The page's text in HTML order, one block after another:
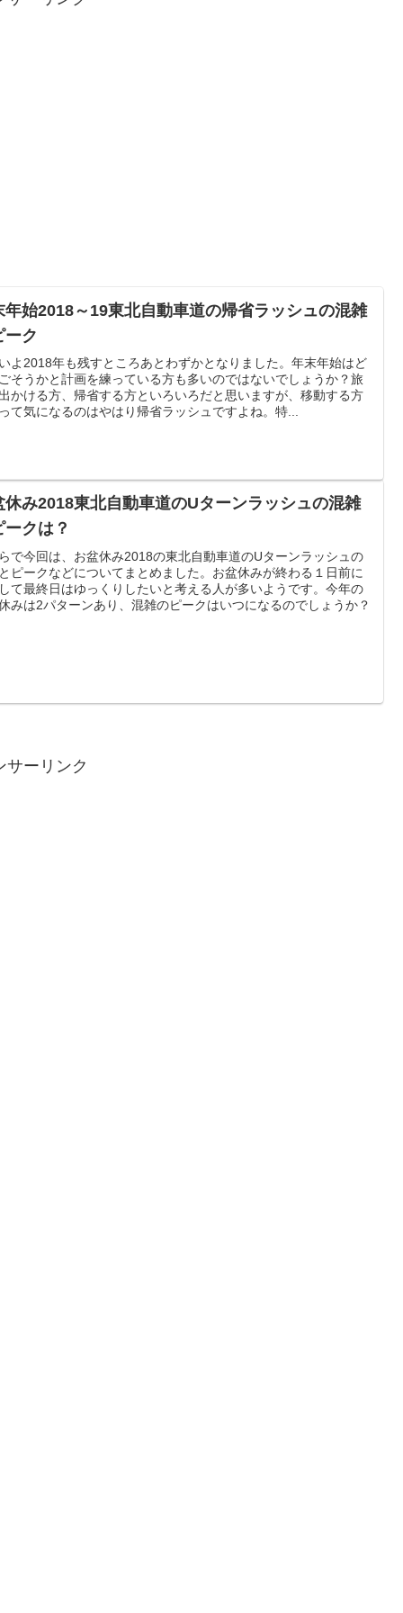
年始2018～19東北自動車道の帰省ラッシュの混雑
ーク
よ2018年も残すところあとわずかとなりました。年末年始はど
そうかと計画を練っている方も多いのではないでしょうか？旅
かける方、帰省する方といろいろだと思いますが、移動する方
て気になるのはやはり帰省ラッシュですよね。特...
休み2018東北自動車道のUターンラッシュの混雑
ークは？
で今回は、お盆休み2018の東北自動車道のUターンラッシュの
ピークなどについてまとめました。お盆休みが終わる１日前に
て最終日はゆっくりしたいと考える人が多いようです。今年の
みは2パターンあり、混雑のピークはいつになるのでしょうか？
サーリンク